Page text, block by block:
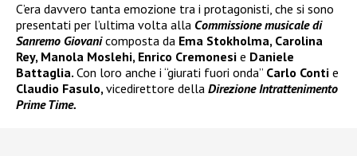
C’era davvero tanta emozione tra i protagonisti, che si sono
presentati per l’ultima volta alla Commissione musicale di
Sanremo Giovanicomposta da Ema Stokholma, Carolina
Rey, Manola Moslehi, Enrico Cremonesi e Daniele
Battaglia. Con loro anche i “giurati fuori onda” Carlo Conti e
Claudio Fasulo,vicedirettore della Direzione Intrattenimento
Prime Time.